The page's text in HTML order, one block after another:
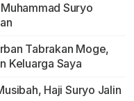
Suryo
Tabrakan Moge,
Keluarga Saya
Haji Suryo Jalin